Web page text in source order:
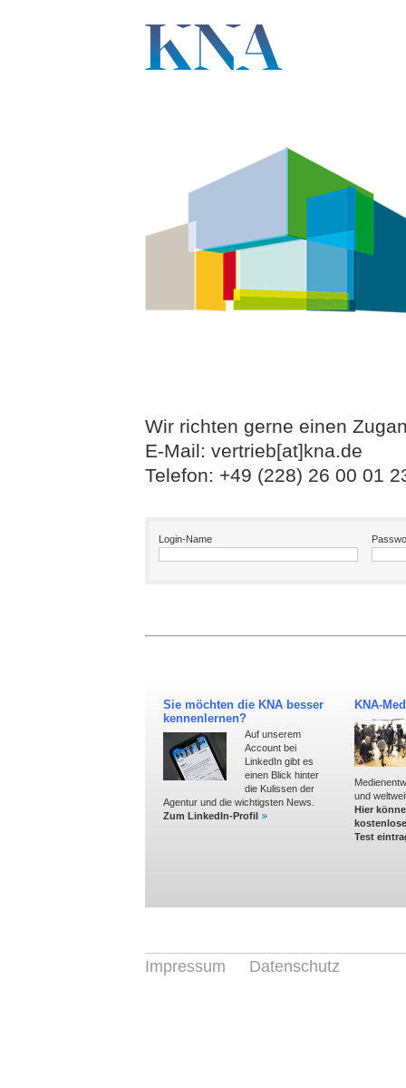
Wir richten gerne einen
E-Mail: vertrieb[at]kna.de
Telefon: +49 (228) 26 00 01
Login-Name
Sie möchten die KNA besser
kennenlernen?
Auf unserem
Account bei
LinkedIn gibt es
einen Blick hinter
die Kulissen der
Agentur und die wichtigsten News.
Zum LinkedIn-Profil
KNA-
und
Hier
Test
Impressum Datenschutz